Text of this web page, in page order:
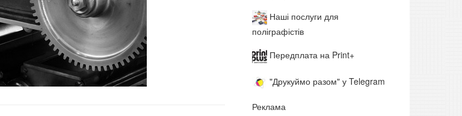
Наші послуги для
поліграфістів
Передплата на Print+
"Друкуймо разом" у Telegram
Реклама